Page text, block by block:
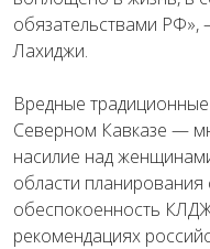
обязательствами РФ»,
Лахиджи.
Вредные
Северном Кавказе —
насилие над
области
обеспокоенность
рекомендациях